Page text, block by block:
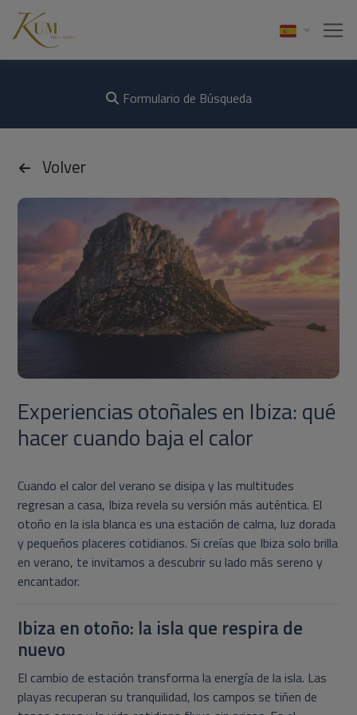
Formulario de Búsqueda
Volver
Experiencias otoñales en Ibiza: qué
hacer cuando baja el calor
Cuando el calor del verano se disipa y las multitudes
regresan a casa, Ibiza revela su versión más auténtica. El
otoño en la isla blanca es una estación de calma, luz dorada
y pequeños placeres cotidianos. Si creías que Ibiza solo brilla
en verano, te invitamos a descubrir su lado más sereno y
encantador.
Ibiza en otoño: la isla que respira de
nuevo
El cambio de estación transforma la energía de la isla. Las
playas recuperan su tranquilidad, los campos se tiñen de